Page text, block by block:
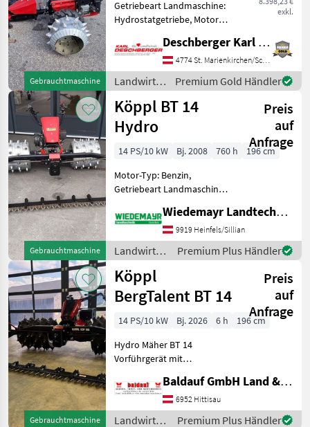
Gebrauchtmaschine
exkl.
Getriebeart Landmaschine:
Hydrostatgetriebe, Motor-
Doppelmesser Köppl ATRA
S10 Motormäher (BJ: 2014)
mit 6, 6 kW (9 PS)
Benzinmotor, stufenlo
Deschberger Karl Landtechnik GesmbH & Co KG
4774 St. Marienkirchen/Schärding
Landwirtsch.
Motorfahrzeuge
/ Köppl
Premium Gold Händler
Gebrauchtmaschine
Köppl BT 14
Hydro
Preis
auf
Anfrage
14 PS/10 kW Bj. 2008 760 h
196 cm
Motor-Typ: Benzin,
Getriebeart Landmaschine:
Zylinderanzahl: 1 Zylinder,
Doppelmesser,
Lenkbremse,
Stachelwalzen, Ölkühler,
Lenkhebellenkung +
Hydromäher
Wiedemayr Landtechnik GmbH
9919 Heinfels/Sillian
Landwirtsch.
Motorfahrzeuge
/ Köppl
Premium Plus Händler
Gebrauchtmaschine
Köppl
BergTalent BT 14
Preis
auf
Anfrage
14 PS/10 kW Bj. 2026 6 h
196 cm
Hydro Mäher BT 14
Vorführgerät mit
Geschwindigkeitsverstellung
über Drehgriff. 14 Robin
Subaru Motor mit
Baldauf GmbH Land & Forsttechnik - Kommunal & Gartengeräte
6952 Hittisau
Landwirtsch.
Premium Plus Händler